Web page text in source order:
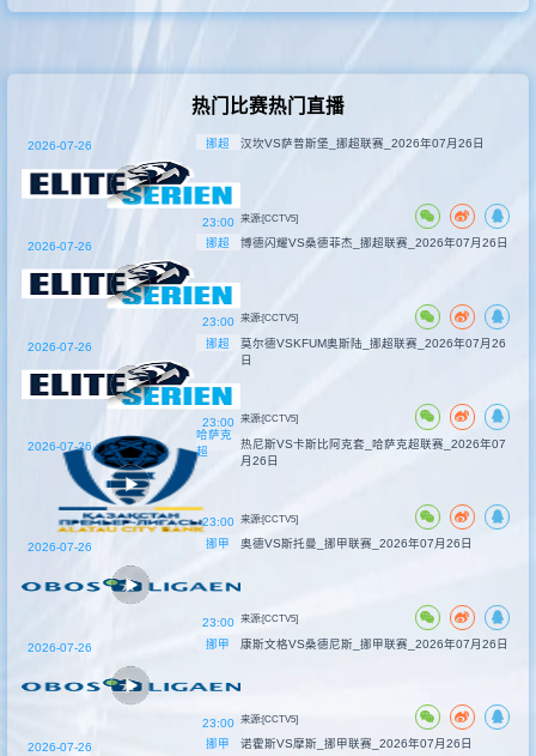
热门比赛热门直播
挪超
23:00
2026-07-26 汉坎VS萨普斯堡_挪超联赛_2026年07月26日
来源:[CCTV5]
挪超
23:00
2026-07-26 博德闪耀VS桑德菲杰_挪超联赛_2026年07月26日
来源:[CCTV5]
挪超
23:00
2026-07-26
莫尔德VSKFUM奥斯陆_挪超联赛_2026年07月26
日
来源:[CCTV5]
哈萨克
超
23:00
2026-07-26
热尼斯VS卡斯比阿克套_哈萨克超联赛_2026年07
月26日
来源:[CCTV5]
挪甲
23:00
2026-07-26 奥德VS斯托曼_挪甲联赛_2026年07月26日
来源:[CCTV5]
挪甲
23:00
2026-07-26 康斯文格VS桑德尼斯_挪甲联赛_2026年07月26日
来源:[CCTV5]
挪甲
2026-07-26 诺霍斯VS摩斯_挪甲联赛_2026年07月26日